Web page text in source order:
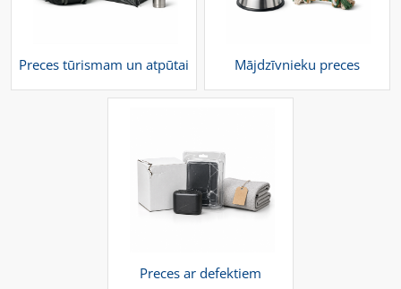
Preces tūrismam un atpūtai Mājdzīvnieku preces
Preces ar defektiem